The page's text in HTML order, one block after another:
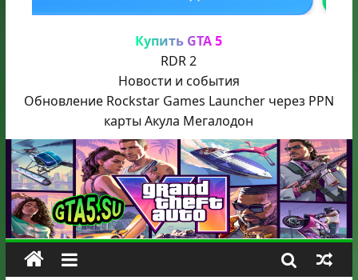
Купить GTA 5
RDR 2
Новости и события
Обновление Rockstar Games Launcher через PPN
карты Акула Мегалодон